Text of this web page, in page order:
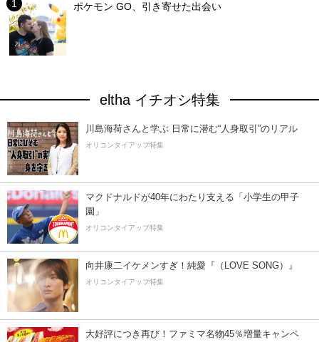
ポケモン GO、引き寄せた出会い
eltha イチオシ特集
川島海荷さんと学ぶ 日常に潜む“人身取引”のリアル
オリコンタイアップ特集
マクドナルドが40年にわたり支える「小学生の甲子
園」
オリコンタイアップ特集
向井康二イケメンすぎ！純愛『（LOVE SONG）』
オリコンタイアップ特集
大好評につき再び！ファミマ名物45％増量キャンペ